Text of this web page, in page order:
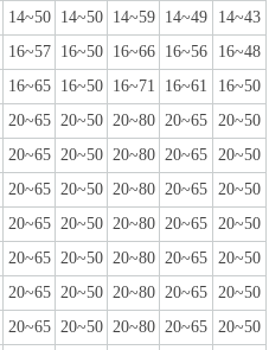
14~50 14~50 14~59 14~49
14~43
16~57 16~50 16~66 16~56
16~48
16~65 16~50 16~71 16~61
16~50
20~65 20~50 20~80 20~65 20~50
20~65 20~50 20~80 20~65 20~50
20~65 20~50 20~80 20~65 20~50
20~65 20~50 20~80 20~65 20~50
20~65 20~50 20~80 20~65 20~50
20~65 20~50 20~80 20~65 20~50
20~65 20~50 20~80 20~65 20~50